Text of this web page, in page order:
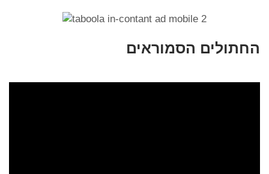
החתולים הסמוראים